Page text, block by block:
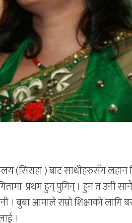
(सिराहा ) बाट साथीहरुसँग
प्रथम हुन् पुगिन् । हुन त उनी
। बुबा आमाले राम्रो शिक्षाको लागि
।